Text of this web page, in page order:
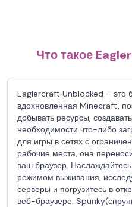
Что такое
Eaglercraft Unblocked – это
вдохновленная Minecraft,
добывать ресурсы,
необходимости что-либо
для игры в сетях с
рабочие места, она
ваш браузер.
режимом выживания,
серверы и погрузитесь в
веб-браузере.